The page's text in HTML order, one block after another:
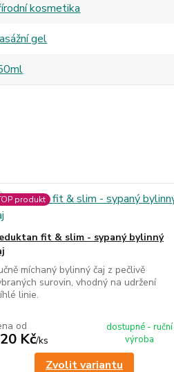
kosmetika
gel
produkt
fit & slim - sypaný bylinný
míchaný bylinný čaj z pečlivě
surovin, vhodný na udržení
linie.
od
Kč/ks
dostupné - ruční
výroba
Zvolit variantu